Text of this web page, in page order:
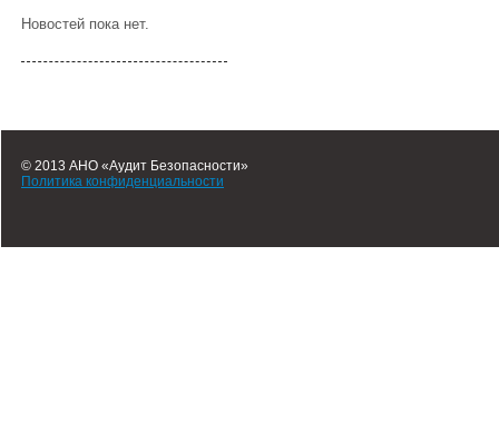
Новостей пока нет.
© 2013 АНО «Аудит Безопасности»
Политика конфиденциальности